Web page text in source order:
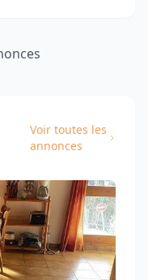
Voir toutes les
annonces